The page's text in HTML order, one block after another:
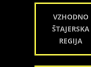
VZHODNO
ŠTAJERSKA
REGIJA